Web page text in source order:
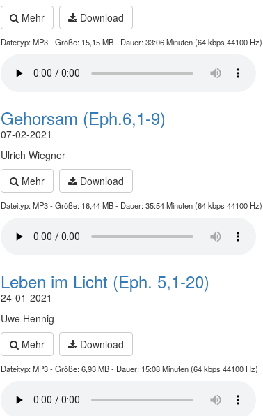
Mehr
Download
Dateityp: MP3 - Größe: 15,15 MB - Dauer: 33:06 Minuten (64 kbps 44100 Hz)
Gehorsam (Eph.6,1-9)
07-02-2021
Ulrich Wiegner
Mehr
Download
Dateityp: MP3 - Größe: 16,44 MB - Dauer: 35:54 Minuten (64 kbps 44100 Hz)
Leben im Licht (Eph. 5,1-20)
24-01-2021
Uwe Hennig
Mehr
Download
Dateityp: MP3 - Größe: 6,93 MB - Dauer: 15:08 Minuten (64 kbps 44100 Hz)